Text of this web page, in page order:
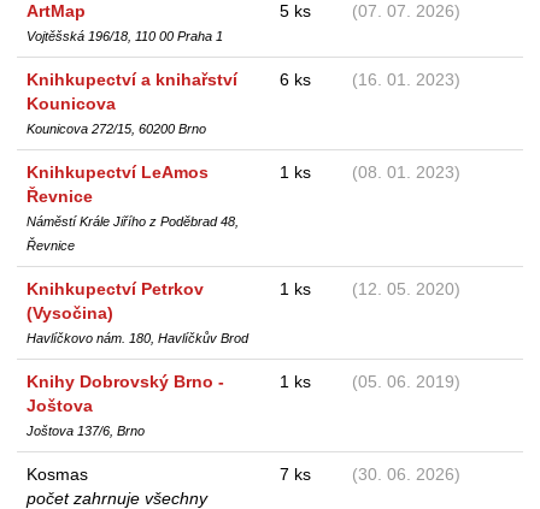
ArtMap
Vojtěšská 196/18, 110 00 Praha 1
5 ks (07. 07. 2026)
Knihkupectví a knihařství
Kounicova
Kounicova 272/15, 60200 Brno
6 ks (16. 01. 2023)
Knihkupectví LeAmos
Řevnice
Náměstí Krále Jiřího z Poděbrad 48,
Řevnice
1 ks (08. 01. 2023)
Knihkupectví Petrkov
(Vysočina)
Havlíčkovo nám. 180, Havlíčkův Brod
1 ks (12. 05. 2020)
Knihy Dobrovský Brno -
Joštova
Joštova 137/6, Brno
1 ks (05. 06. 2019)
Kosmas
počet zahrnuje všechny
7 ks (30. 06. 2026)